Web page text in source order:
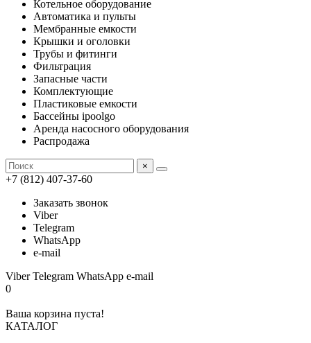
Котельное оборудование
Автоматика и пульты
Мембранные емкости
Крышки и оголовки
Трубы и фитинги
Фильтрация
Запасные части
Комплектующие
Пластиковые емкости
Бассейны ipoolgo
Аренда насосного оборудования
Распродажа
×
+7 (812) 407-37-60
Заказать звонок
Viber
Telegram
WhatsApp
e-mail
ViberTelegram WhatsApp e-mail
0
Ваша корзина пуста!
КАТАЛОГ